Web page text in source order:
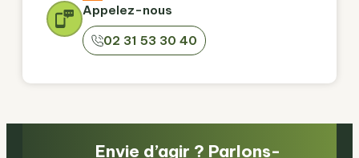
Appelez-nous
02 31 53 30 40
Envie d’agir ? Parlons-